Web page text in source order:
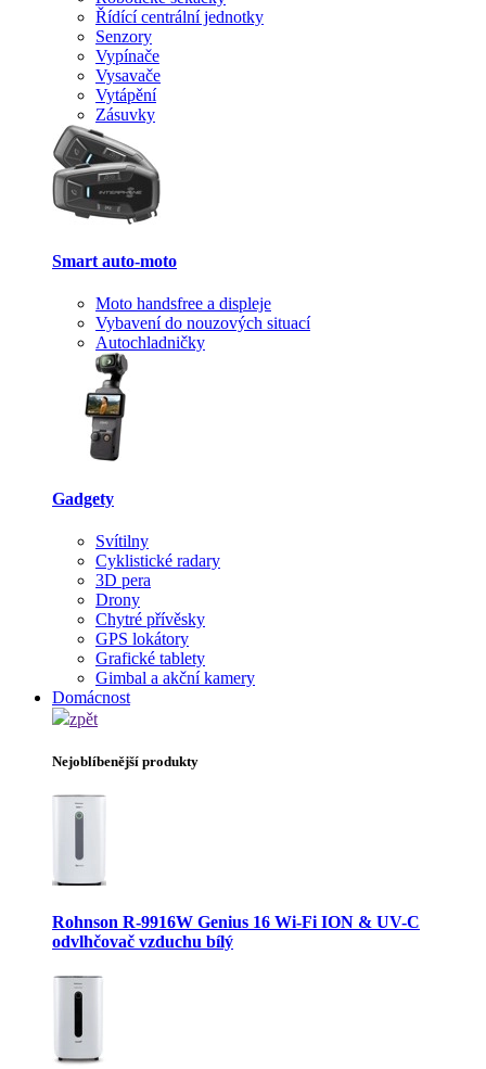
Řídící centrální jednotky
Senzory
Vypínače
Vysavače
Vytápění
Zásuvky
Smart auto-moto
Moto handsfree a displeje
Vybavení do nouzových situací
Autochladničky
Gadgety
Svítilny
Cyklistické radary
3D pera
Drony
Chytré přívěsky
GPS lokátory
Grafické tablety
Gimbal a akční kamery
Domácnost
zpět
Nejoblíbenější produkty
Rohnson R-9916W Genius 16 Wi-Fi ION & UV-C
odvlhčovač vzduchu bílý